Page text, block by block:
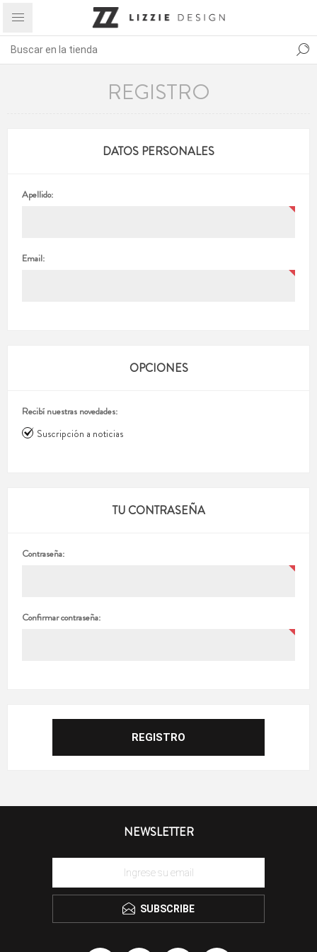
REGISTRO
DATOS PERSONALES
Apellido:
Email:
OPCIONES
Recibí nuestras novedades:
Suscripción a noticias
TU CONTRASEÑA
Contraseña:
Confirmar contraseña:
NEWSLETTER
SUBSCRIBE